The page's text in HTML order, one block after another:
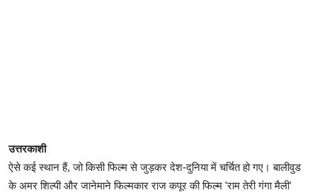
उत्तरकाशी
ऐसे कई स्थान हैं, जो किसी फिल्म से जुड़कर देश-दुनिया में चर्चित हो गए। बालीवुड
के अमर शिल्पी और जानेमाने फिल्मकार राज कपूर की फिल्म 'राम तेरी गंगा मैली'